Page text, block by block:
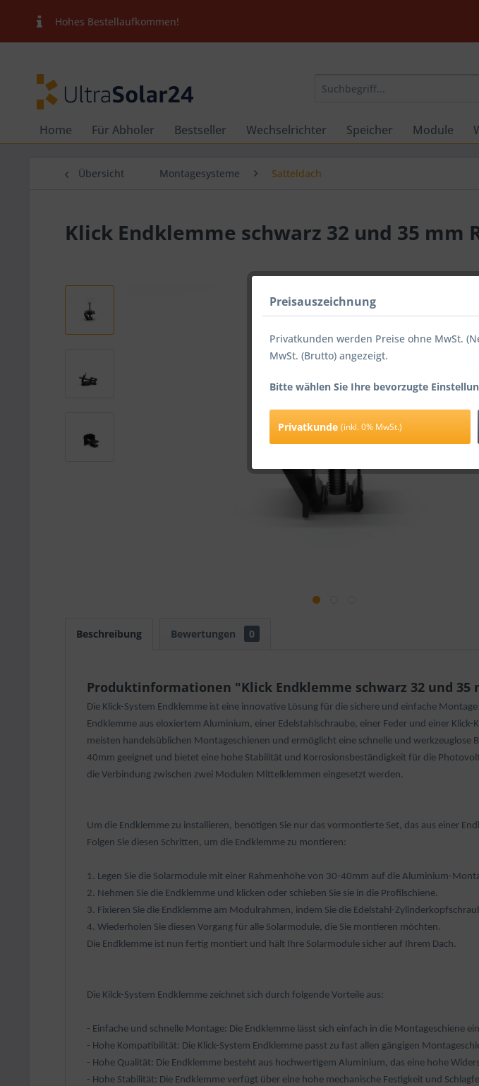
Hohes Bestellaufkommen!
Home Für Abholer Bestseller Wechselrichter Speicher Module
Übersicht Montagesysteme Satteldach
Klick Endklemme schwarz 32 und 35 mm
Beschreibung Bewertungen 0
Produktinformationen "Klick Endklemme schwarz 32 und 35
Die Klick-System Endklemme ist eine innovative Lösung für die sichere und einfache
Endklemme aus eloxiertem Aluminium, einer Edelstahlschraube, einer Feder und einer
meisten handelsüblichen Montageschienen und ermöglicht eine schnelle und
40mm geeignet und bietet eine hohe Stabilität und Korrosionsbeständigkeit für die
die Verbindung zwischen zwei Modulen Mittelklemmen eingesetzt werden.
Um die Endklemme zu installieren, benötigen Sie nur das vormontierte Set, das aus einer
Folgen Sie diesen Schritten, um die Endklemme zu montieren:
1. Legen Sie die Solarmodule mit einer Rahmenhöhe von 30-40mm auf die Aluminium-
2. Nehmen Sie die Endklemme und klicken oder schieben Sie sie in die Profilschiene.
3. Fixieren Sie die Endklemme am Modulrahmen, indem Sie die Edelstahl-
4. Wiederholen Sie diesen Vorgang für alle Solarmodule, die Sie montieren möchten.
Die Endklemme ist nun fertig montiert und hält Ihre Solarmodule sicher auf Ihrem Dach.
Die Kilck-System Endklemme zeichnet sich durch folgende Vorteile aus:
- Einfache und schnelle Montage: Die Endklemme lässt sich einfach in die Montageschiene
- Hohe Kompatibilität: Die Klick-System Endklemme passt zu fast allen gängigen
- Hohe Qualität: Die Endklemme besteht aus hochwertigem Aluminium, das eine hohe
- Hohe Stabilität: Die Endklemme verfügt über eine hohe mechanische Festigkeit und
Preisauszeichnung
Privatkunden werden Preise ohne MwSt.
MwSt. (Brutto) angezeigt.
Bitte wählen Sie Ihre bevorzugte
Privatkunde (inkl. 0% MwSt.)